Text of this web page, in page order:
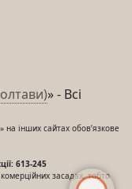
» - Всі
на інших сайтах обов’язкове
613-245
засадах, тобто